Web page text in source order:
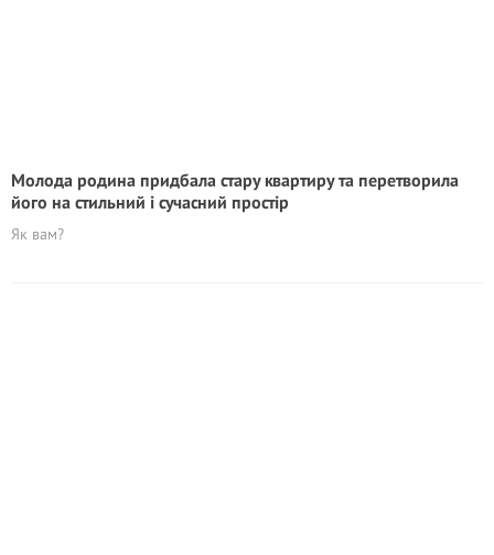
Молода родина придбала стару квартиру та перетворила
його на стильний і сучасний простір
Як вам?